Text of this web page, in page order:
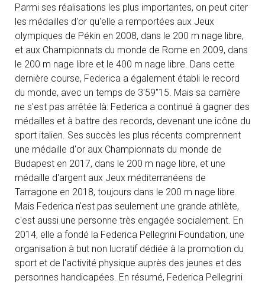
Parmi ses réalisations les plus importantes, on peut citer
les médailles d'or qu'elle a remportées aux Jeux
olympiques de Pékin en 2008, dans le 200 m nage libre,
et aux Championnats du monde de Rome en 2009, dans
le 200 m nage libre et le 400 m nage libre. Dans cette
dernière course, Federica a également établi le record
du monde, avec un temps de 3'59"15. Mais sa carrière
ne s'est pas arrêtée là: Federica a continué à gagner des
médailles et à battre des records, devenant une icône du
sport italien. Ses succès les plus récents comprennent
une médaille d'or aux Championnats du monde de
Budapest en 2017, dans le 200 m nage libre, et une
médaille d'argent aux Jeux méditerranéens de
Tarragone en 2018, toujours dans le 200 m nage libre.
Mais Federica n'est pas seulement une grande athlète,
c'est aussi une personne très engagée socialement. En
2014, elle a fondé la Federica Pellegrini Foundation, une
organisation à but non lucratif dédiée à la promotion du
sport et de l'activité physique auprès des jeunes et des
personnes handicapées. En résumé, Federica Pellegrini